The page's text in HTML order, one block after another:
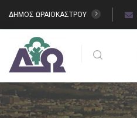
ΔΗΜΟΣ ΩΡΑΙΟΚΑΣΤΡΟΥ